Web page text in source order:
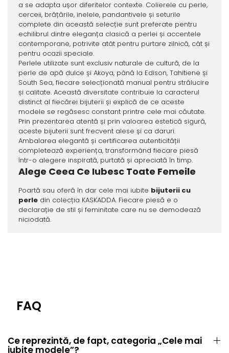
a se adapta ușor diferitelor contexte. Colierele cu perle,
cerceii, brățările, inelele, pandantivele și seturile
complete din această selecție sunt preferate pentru
echilibrul dintre eleganța clasică a perlei și accentele
contemporane, potrivite atât pentru purtare zilnică, cât și
pentru ocazii speciale.
Perlele utilizate sunt exclusiv naturale de cultură, de la
perle de apă dulce și Akoya, până la Edison, Tahitiene și
South Sea, fiecare selecționată manual pentru strălucire
și calitate. Această diversitate contribuie la caracterul
distinct al fiecărei bijuterii și explică de ce aceste
modele se regăsesc constant printre cele mai căutate.
Prin prezentarea atentă și prin valoarea estetică sigură,
aceste bijuterii sunt frecvent alese și ca daruri.
Ambalarea elegantă și certificarea autenticității
completează experiența, transformând fiecare piesă
într-o alegere inspirată, purtată și apreciată în timp.
Alege Ceea Ce Iubesc Toate Femeile
Poartă sau oferă în dar cele mai iubite bijuterii cu
perledin colecția KASKADDA. Fiecare piesă e o
declarație de stil și feminitate care nu se demodează
niciodată.
FAQ
Ce reprezintă, de fapt, categoria „Cele mai
iubite modele”?